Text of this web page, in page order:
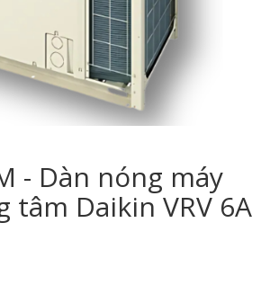
- Dàn nóng máy
tâm Daikin VRV 6A